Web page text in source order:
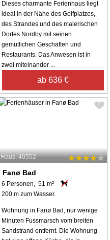
Dieses charmante Ferienhaus liegt
ideal in der Nähe des Golfplatzes,
des Strandes und des malerischen
Dorfes Nordby mit seinen
gemütlichen Geschäften und
Restaurants. Das Anwesen ist in
zwei miteinander ...
ab 636 €
Haus: 40552
Fanø Bad
6 Personen, 51 m²
200 m zum Wasser.
Wohnung in Fanø Bad, nur wenige
Minuten Fussmarsch vom breiten
Sandstrand entfernt. Die Wohnung